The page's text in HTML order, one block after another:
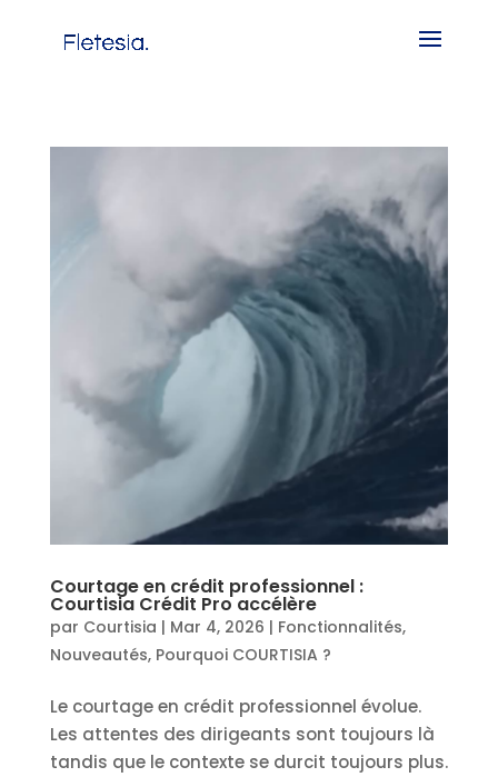
Courtage en crédit professionnel :
Courtisia Crédit Pro accélère
par Courtisia | Mar 4, 2026 | Fonctionnalités,
Nouveautés, Pourquoi COURTISIA ?
Le courtage en crédit professionnel évolue.
Les attentes des dirigeants sont toujours là
tandis que le contexte se durcit toujours plus.